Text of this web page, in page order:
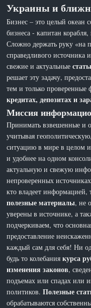
Украины и
Бизнес – это целый океан
бизнеса - капитан
Сложно держать руку «на
справедливого источника
свежие и актуальные
решает эту задачу,
тем и только
кредитах, депозитах и
Миссия
Принимать взвешенные и
учитывая
ситуацию в мире в целом
и удобнее на одном
актуальную и свежую
непроверенных
кто владеет
полезные материалы, не
уверены в источнике, а
подчеркиваем, что
предоставление
каждый сам для себя! Ни
будь то колебаниякурса
изменения законов,
подъемах или спадах или
политиков.Полезные
обрабатываются